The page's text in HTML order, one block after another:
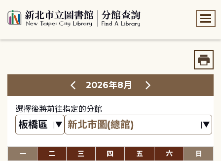
2026年8月
選擇後將前往指定的分館
一 二 三 四 五 六 日